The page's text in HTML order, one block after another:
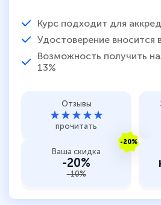
Курс подходит для
Удостоверение
Возможность получить
13%
Отзывы
★★★★★
прочитать
-20%
Ваша скидка
-20%
-10%